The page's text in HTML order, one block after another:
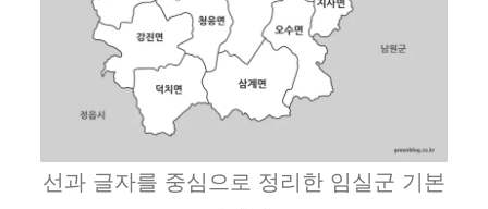
선과 글자를 중심으로 정리한 임실군 기본